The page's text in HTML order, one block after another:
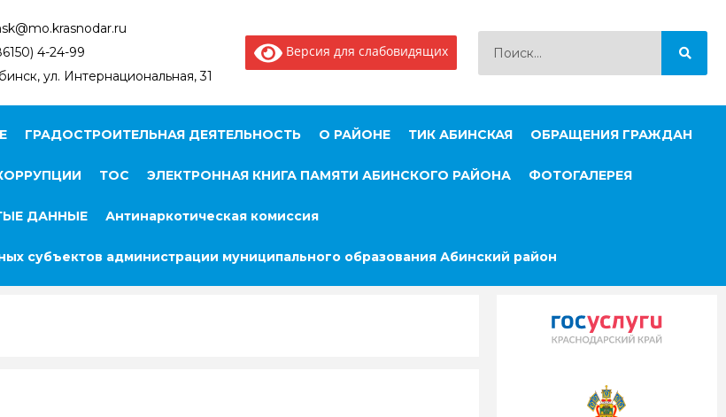
4-24-99
ул. Интернациональная, 31
Версия для слабовидящих
ГРАДОСТРОИТЕЛЬНАЯ ДЕЯТЕЛЬНОСТЬ О РАЙОНЕ ТИК АБИНСКАЯ ОБРАЩЕНИЯ ГРАЖДАН
ТОС ЭЛЕКТРОННАЯ КНИГА ПАМЯТИ АБИНСКОГО РАЙОНА ФОТОГАЛЕРЕЯ
ДАННЫЕ Антинаркотическая комиссия
субъектов администрации муниципального образования Абинский район